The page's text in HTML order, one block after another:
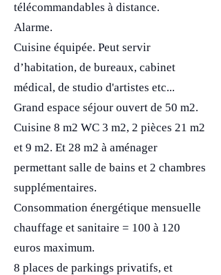
télécommandables à distance.
Alarme.
Cuisine équipée. Peut servir
d’habitation, de bureaux, cabinet
médical, de studio d'artistes etc...
Grand espace séjour ouvert de 50 m2.
Cuisine 8 m2 WC 3 m2, 2 pièces 21 m2
et 9 m2. Et 28 m2 à aménager
permettant salle de bains et 2 chambres
supplémentaires.
Consommation énergétique mensuelle
chauffage et sanitaire = 100 à 120
euros maximum.
8 places de parkings privatifs, et